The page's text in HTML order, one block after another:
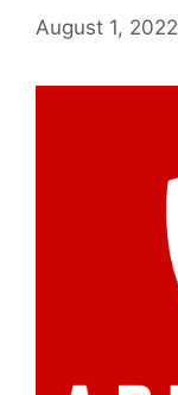
August 1, 2022